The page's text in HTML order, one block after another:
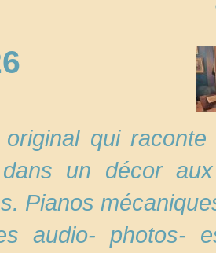
qui
un décor
Pianos
audio- photos-